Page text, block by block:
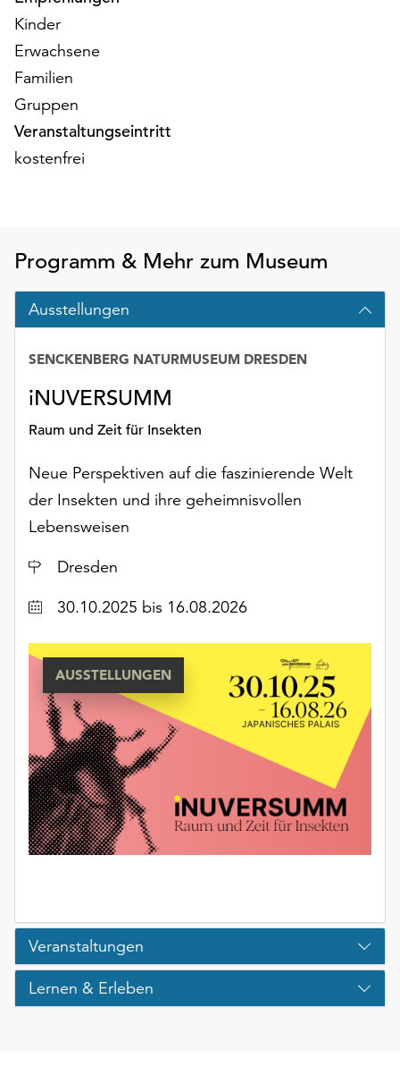
„Cookie-
Einstellungen“
zur
Verfügung.
Funktionale
Cookies
auch
weiterhin
ausgeführt.
Möchten
Sie
verwendeten
Cookies
anpassen,
erreichen
die
Einstellungen
über
die
„Auswählen“.
Weitere
finden
unserer
Datenschutzerklärung
oder
dem
Impressum
Kinder
Erwachsene
Familien
Gruppen
Veranstaltungseintritt
kostenfrei
Programm & Mehr zum Museum
Ausstellungen
iNUVERSUMM
Raum und Zeit für Insekten
SENCKENBERG NATURMUSEUM DRESDEN
Neue Perspektiven auf die faszinierende Welt
der Insekten und ihre geheimnisvollen
Lebensweisen
Ort
Dresden
Datum30.10.2025 bis 16.08.2026
AUSSTELLUNGEN
Veranstaltungen
Lernen & Erleben